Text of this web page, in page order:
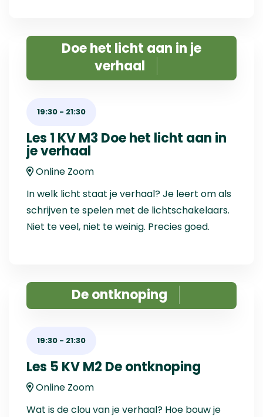
Doe het licht aan in je
verhaal
19:30 - 21:30
Les 1 KV M3 Doe het licht aan in
je verhaal
Online Zoom
In welk licht staat je verhaal? Je leert om als
schrijven te spelen met de lichtschakelaars.
Niet te veel, niet te weinig. Precies goed.
De ontknoping
19:30 - 21:30
Les 5 KV M2 De ontknoping
Online Zoom
Wat is de clou van je verhaal? Hoe bouw je